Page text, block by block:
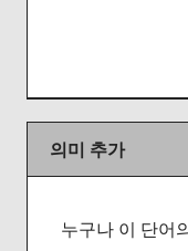
의미 추가
누구나 이 단어